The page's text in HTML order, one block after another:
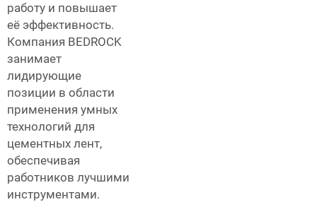
работу и повышает
её эффективность.
Компания BEDROCK
занимает
лидирующие
позиции в области
применения умных
технологий для
цементных лент,
обеспечивая
работников лучшими
инструментами.